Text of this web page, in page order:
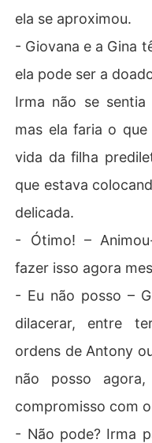
ela se aproximou.
- Giovana e a Gina
ela pode ser a
Irma não se
mas ela faria o
vida da filha
que estava
delicada.
- Ótimo! –
fazer isso agora
- Eu não posso –
dilacerar, entre
ordens de Antony
não posso
compromisso com
- Não pode? Irma